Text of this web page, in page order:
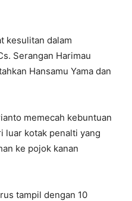
kesulitan dalam
Serangan Harimau
Hansamu Yama dan
memecah kebuntuan
luar kotak penalti yang
ke pojok kanan
tampil dengan 10